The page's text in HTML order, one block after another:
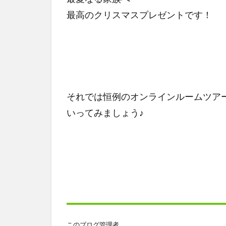
最高のクリスマスプレゼントです！
それでは恒例のオンラインルームツア
いってみましょう♪
このブログ管理者